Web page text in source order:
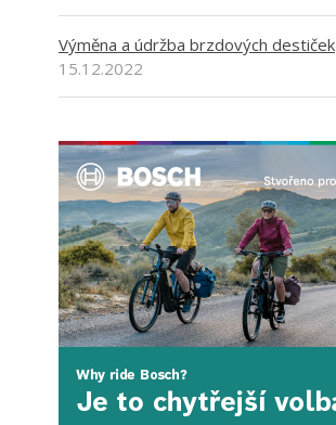
Výměna a údržba brzdových destiček
15.12.2022